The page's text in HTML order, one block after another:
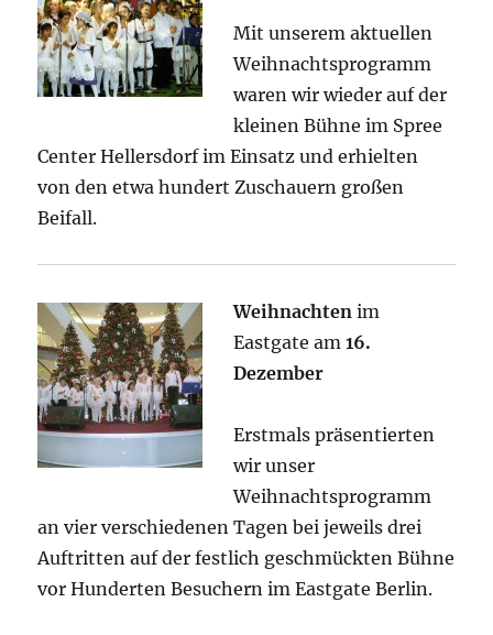
Mit unserem aktuellen
Weihnachtsprogramm
waren wir wieder auf der
kleinen Bühne im Spree
Center Hellersdorf im Einsatz und erhielten
von den etwa hundert Zuschauern großen
Beifall.
Weihnachtenim
Eastgate am 16.
Dezember
Erstmals präsentierten
wir unser
Weihnachtsprogramm
an vier verschiedenen Tagen bei jeweils drei
Auftritten auf der festlich geschmückten Bühne
vor Hunderten Besuchern im Eastgate Berlin.